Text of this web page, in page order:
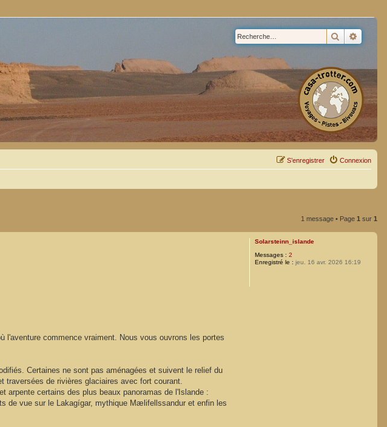
Rechercher
Connexion
S’enregistrer
1 message • Page 1 sur 1
Solarsteinn_islande
Messages : 2
Enregistré le : jeu. 16 avr. 2026 16:19
l'aventure commence vraiment. Nous vous ouvrons les portes
Certaines ne sont pas aménagées et suivent le relief du
de rivières glaciaires avec fort courant.
arpente certains des plus beaux panoramas de l'Islande :
de vue sur le Lakagígar, mythique Mælifellssandur et enfin les